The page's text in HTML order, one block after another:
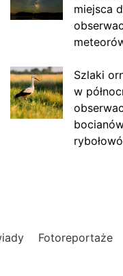
miejsca
Szlaki
w
Fotoreportaże